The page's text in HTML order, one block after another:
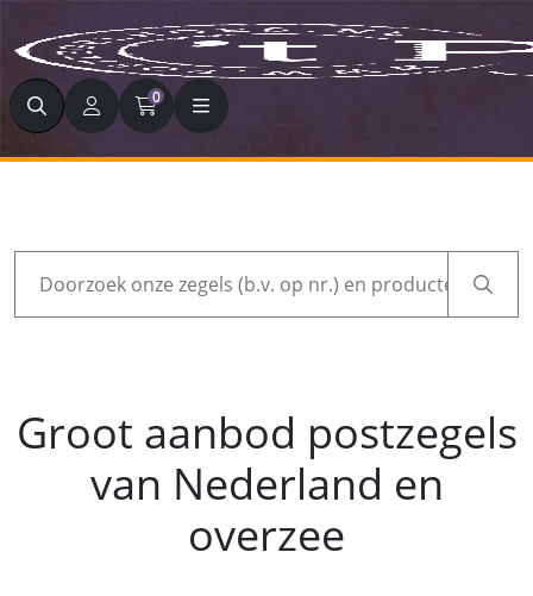
Zoeken 0
Groot aanbod postzegels
van Nederland en
overzee